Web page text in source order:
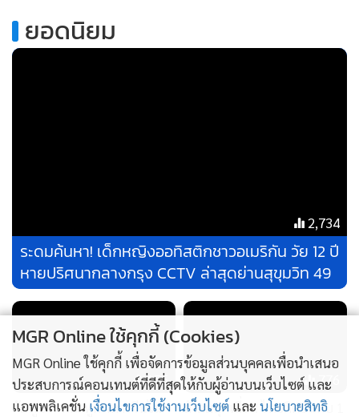
นอกจากนั้น สมเด็จพระเจ้าลูกเธอ เจ้าฟ้าพัชรกิติยาภา นเรนทิรา
เทพยวดี ได้ทรงปฏิบัติพระกรณียกิจในด้านสาธารณกุศลมาเป็น
เวลายาวนาน ผ่านมูลนิธิอาสาเพื่อนพึ่ง (ภาฯ) ยามยาก
สภากาชาดไทย ซึ่งทรงรับเป็นองค์ประธานกรรมการ ทรงรับ
ปฏิบัติงานที่คณะทูตถาวรแห่งประเทศไทย ประจำองค์การ
สหประชาชาติ ณ นครนิวยอร์กอีกทั้งทรงปฏิบัติพระกรณียกิจใน
ด้านกฎหมาย ซึ่งทรงพระปรีชาสามารถเป็นอย่างยิ่ง ทรงรับ
ราชการในตำแหน่งอัยการผู้เชี่ยวชาญ สำนักงานอัยการสูงสุด
ทรงก่อตั้งโครงการกำลังใจ ในพระดำริ เพื่อพัฒนาคุณภาพชีวิต
. ยอดนิยม
2,734
ระดมค้นหา! เด็กหญิงออทิสติกชาวอเมริกัน วัย 12 ปี
หายปริศนากลางกรุง CCTV ล่าสุดย่านสุขุมวิท 49
155
กัมพูชาเคลม ทูตทหารจีนไม่
776
สังคมสุดเสี่ยง! ไทยติดอันดับ 1
MGR Online ใช้คุกกี้ (Cookies)
MGR Online ใช้คุกกี้ เพื่อจัดการข้อมูลส่วนบุคคลเพื่อนำเสนอ
ประสบการณ์คอนเทนต์ที่ดีที่สุดให้กับผู้อ่านบนเว็บไซต์ และ
แอพพลิเคชั่น เงื่อนไขการใช้งานเว็บไซต์ และ นโยบายสิทธิ